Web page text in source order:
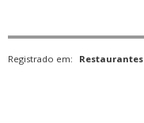
Registrado em: